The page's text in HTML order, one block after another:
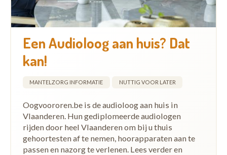
Een Audioloog aan huis? Dat
kan!
MANTELZORG INFORMATIE NUTTIG VOOR LATER
Oogvoororen.be is de audioloog aan huis in
Vlaanderen. Hun gediplomeerde audiologen
rijden door heel Vlaanderen om bij u thuis
gehoortesten af te nemen, hoorapparaten aan te
passen en nazorg te verlenen. Lees verder en